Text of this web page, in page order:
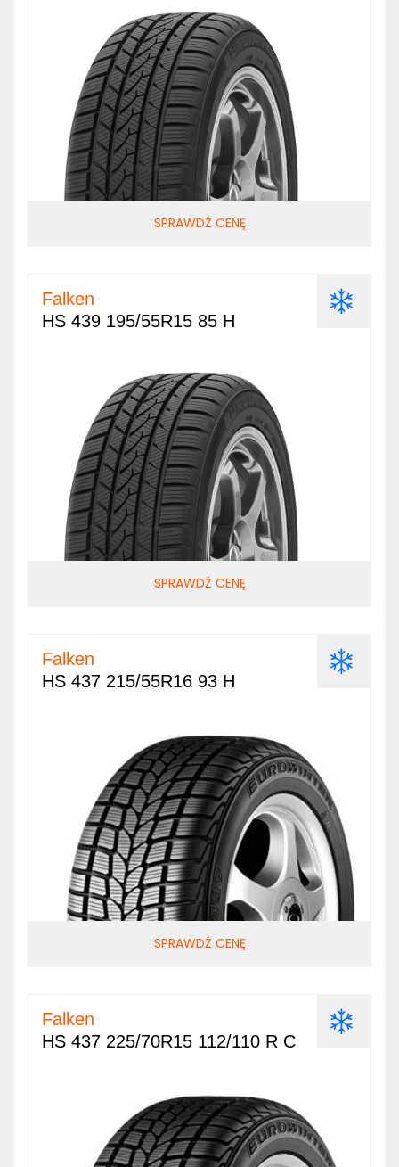
SPRAWDŹ CENĘ
Falken
HS 439 195/55R15 85 H
SPRAWDŹ CENĘ
Falken
HS 437 215/55R16 93 H
SPRAWDŹ CENĘ
Falken
HS 437 225/70R15 112/110 R C